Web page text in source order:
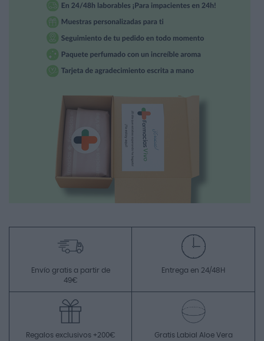
Envío gratis a partir de
49€
Entrega en 24/48H
Regalos exclusivos +200€
Gratis Labial Aloe Vera